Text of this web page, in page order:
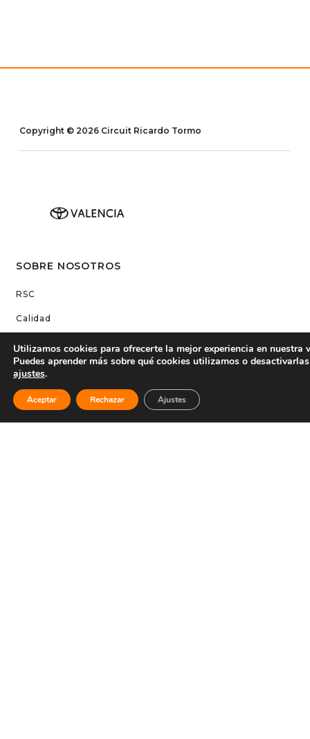
Copyright © 2026 Circuit Ricardo Tormo
SOBRE NOSOTROS
RSC
Calidad
Aviso legal
Transparencia
Acreditaciones
Utilizamos cookies para ofrecerte la mejor experiencia en nuestra
Puedes aprender más sobre qué cookies utilizamos o
ajustes.
Aceptar Rechazar Ajustes